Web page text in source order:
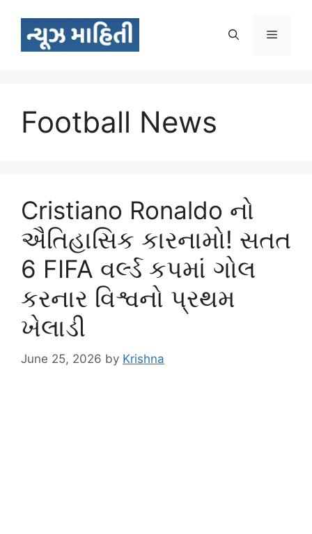
content
Menu
Football News
Cristiano Ronaldo નો
ઐતિહાસિક કારનામો! સતત
6 FIFA વર્લ્ડ કપમાં ગોલ
કરનાર વિશ્વનો પ્રથમ
ખેલાડી
June 25, 2026 by Krishna